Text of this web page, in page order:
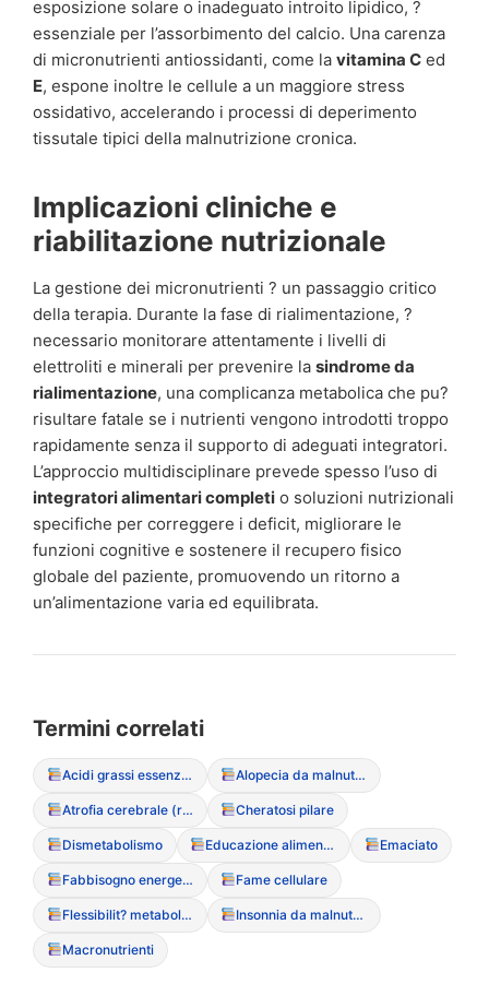
esposizione solare o inadeguato introito lipidico, ?
essenziale per l’assorbimento del calcio. Una carenza
di micronutrienti antiossidanti, come la vitamina C ed
E, espone inoltre le cellule a un maggiore stress
ossidativo, accelerando i processi di deperimento
tissutale tipici della malnutrizione cronica.
Implicazioni cliniche e
riabilitazione nutrizionale
La gestione dei micronutrienti ? un passaggio critico
della terapia. Durante la fase di rialimentazione, ?
necessario monitorare attentamente i livelli di
elettroliti e minerali per prevenire la sindrome da
rialimentazione, una complicanza metabolica che pu?
risultare fatale se i nutrienti vengono introdotti troppo
rapidamente senza il supporto di adeguati integratori.
L’approccio multidisciplinare prevede spesso l’uso di
integratori alimentari completi o soluzioni nutrizionali
specifiche per correggere i deficit, migliorare le
funzioni cognitive e sostenere il recupero fisico
globale del paziente, promuovendo un ritorno a
un’alimentazione varia ed equilibrata.
Termini correlati
Acidi grassi essenziali Alopecia da malnutrizione
Atrofia cerebrale (reversibile) Cheratosi pilare
Dismetabolismo Educazione alimentare riabilitativa Emaciato
Fabbisogno energetico Fame cellulare
Flessibilit? metabolica Insonnia da malnutrizione
Macronutrienti